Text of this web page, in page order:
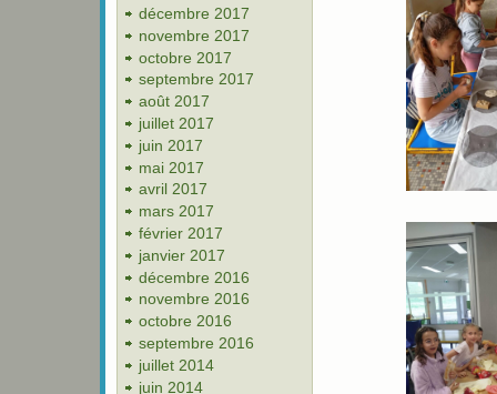
décembre 2017
novembre 2017
octobre 2017
septembre 2017
août 2017
juillet 2017
juin 2017
mai 2017
avril 2017
mars 2017
février 2017
janvier 2017
décembre 2016
novembre 2016
octobre 2016
septembre 2016
juillet 2014
juin 2014